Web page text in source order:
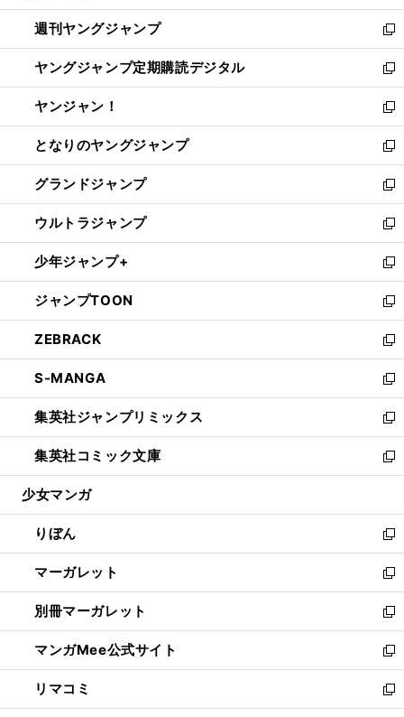
開
く
ウ
で
開
く
ン
ド
ウ
で
開
く
ウ
ィ
ン
ド
ウ
で
開
く
週刊ヤングジャンプ
新
し
い
ウ
ィ
ン
ド
ウ
で
開
く
ヤングジャンプ定期購読デジタル
新
し
い
ウ
ィ
ン
ド
ウ
で
開
く
ヤンジャン！
新
し
い
ウ
ィ
ン
ド
ウ
で
開
く
となりのヤングジャンプ
新
し
い
ウ
ィ
ン
ド
ウ
で
開
く
グランドジャンプ
新
し
い
ウ
ィ
ン
ド
ウ
で
開
く
ウルトラジャンプ
新
し
い
ウ
ィ
ン
ド
ウ
で
開
く
少年ジャンプ+
新
し
い
ウ
ィ
ン
ド
ウ
で
開
く
ジャンプTOON
新
し
い
ウ
ィ
ン
ド
ウ
で
開
ZEBRACK
新
し
い
ウ
ィ
ン
ド
ウ
開
く
S-MANGA
新
し
い
ウ
ィ
ン
ウ
で
開
く
集英社ジャンプリミックス
新
し
い
ウ
ン
ド
ウ
で
開
く
集英社コミック文庫
新
し
ウ
ィ
ン
ド
ウ
で
開
く
少女マンガ
りぼん
新
し
い
ウ
ィ
ン
ド
ウ
で
開
マーガレット
新
し
い
ウ
ィ
ン
ド
ウ
別冊マーガレット
新
し
い
ウ
ィ
ン
マンガMee公式サイト
新
し
い
ウ
リマコミ
新
し